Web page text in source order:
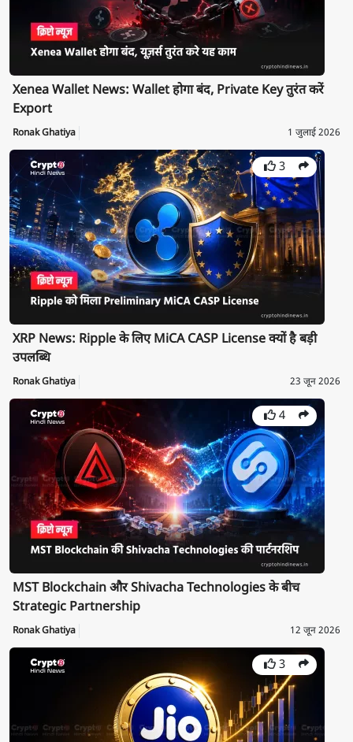
Xenea Wallet News: Wallet होगा बंद, Private Key तुरंत करें
Export
Ronak Ghatiya 1 जुलाई 2026
3
XRP News: Ripple के लिए MiCA CASP License क्यों है बड़ी
उपलब्धि
Ronak Ghatiya 23 जून 2026
4
MST Blockchain और Shivacha Technologies के बीच
Strategic Partnership
Ronak Ghatiya 12 जून 2026
3